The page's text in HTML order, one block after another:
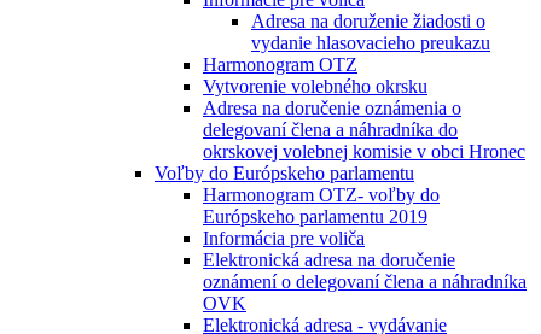
Adresa na doruženie žiadosti o
vydanie hlasovacieho preukazu
Harmonogram OTZ
Vytvorenie volebného okrsku
Adresa na doručenie oznámenia o
delegovaní člena a náhradníka do
okrskovej volebnej komisie v obci Hronec
Voľby do Európskeho parlamentu
Harmonogram OTZ- voľby do
Európskeho parlamentu 2019
Informácia pre voliča
Elektronická adresa na doručenie
oznámení o delegovaní člena a náhradníka
OVK
Elektronická adresa - vydávanie